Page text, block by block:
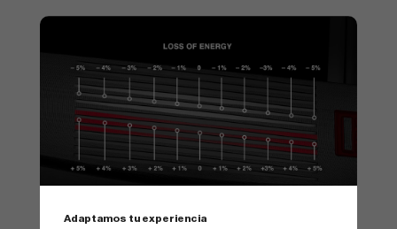
Adaptamos tu experiencia